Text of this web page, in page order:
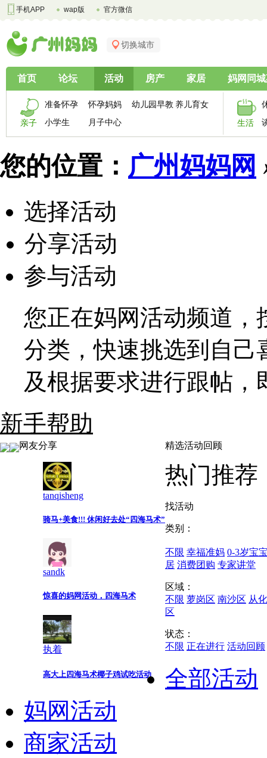
手机APP wap版 官方微信
切换城市
首页 论坛 活动 房产 家居 妈网同
亲子
准备怀孕 怀孕妈妈 幼儿园早教 养儿育女
小学生
月子中心 生活
您的位置： 广州妈妈网
选择活动
分享活动
参与活动
您正在妈网活动频道，
分类，快速挑选到自己
及根据要求进行跟帖，
新手帮助
网友分享
tanqisheng
骑马+美食!!! 休闲好去处“四海马术”
sandk
惊喜的妈网活动，四海马术
执着
高大上四海马术椰子鸡试吃活动
精选活动回顾
热门推荐
找活动
类别：
不限 幸福准妈 0-3岁宝
居 消费团购 专家讲堂
区域：
不限 萝岗区 南沙区 从
区
状态：
不限 正在进行 活动回顾
全部活动
妈网活动
商家活动